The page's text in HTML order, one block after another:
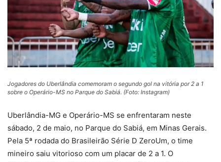
Jogadores do Uberlândia comemoram o segundo gol na vitória por 2 a 1
sobre o Operário-MS no Parque do Sabiá. (Foto: Instagram)
Uberlândia-MG e Operário-MS se enfrentaram neste
sábado, 2 de maio, no Parque do Sabiá, em Minas Gerais.
Pela 5ª rodada do Brasileirão Série D ZeroUm, o time
mineiro saiu vitorioso com um placar de 2 a 1. O